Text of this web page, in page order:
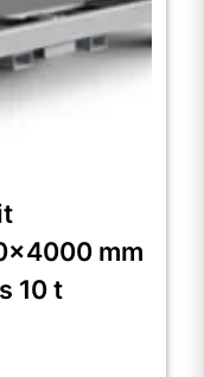
mm
10 t